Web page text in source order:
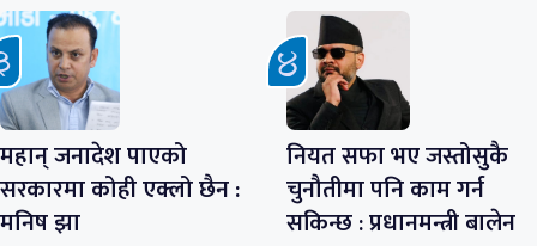
महान् जनादेश पाएको
सरकारमा कोही एक्लो छैन :
मनिष झा
नियत सफा भए जस्तोसुकै
चुनौतीमा पनि काम गर्न
सकिन्छ : प्रधानमन्त्री बालेन